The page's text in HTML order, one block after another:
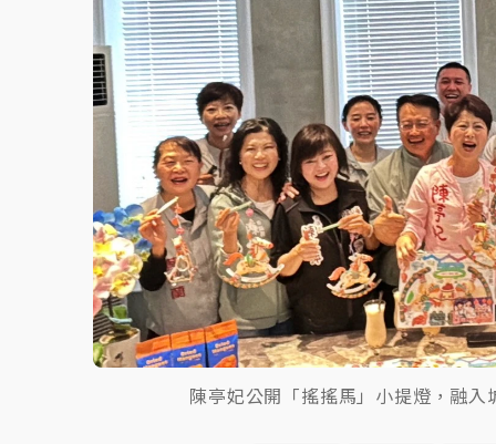
台東農業處長涉圖利渡假村！東檢抗告成功
父親節泡湯了！中颱白海豚雨彈轟3天 「紅
陳亭妃公開「搖搖馬」小提燈，融